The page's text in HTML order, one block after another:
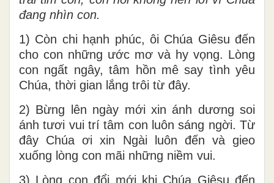
đang nhìn con.
1) Còn chi hạnh phúc, ôi Chúa Giêsu đến
cho con những ước mơ và hy vọng. Lòng
con ngất ngây, tâm hồn mê say tình yêu
Chúa, thời gian lắng trôi từ đây.
2) Bừng lên ngày mới xin ánh dương soi
ánh tươi vui trí tâm con luôn sáng ngời. Từ
đây Chúa ơi xin Ngài luôn đến và gieo
xuống lòng con mãi những niềm vui.
3) Lòng con đổi mới khi Chúa Giêsu đến